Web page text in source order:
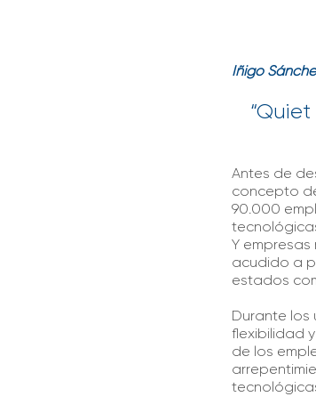
Iñigo
Antes de
concepto
90.000
Y
acudido a
estados
Durante
flexibilidad
de los